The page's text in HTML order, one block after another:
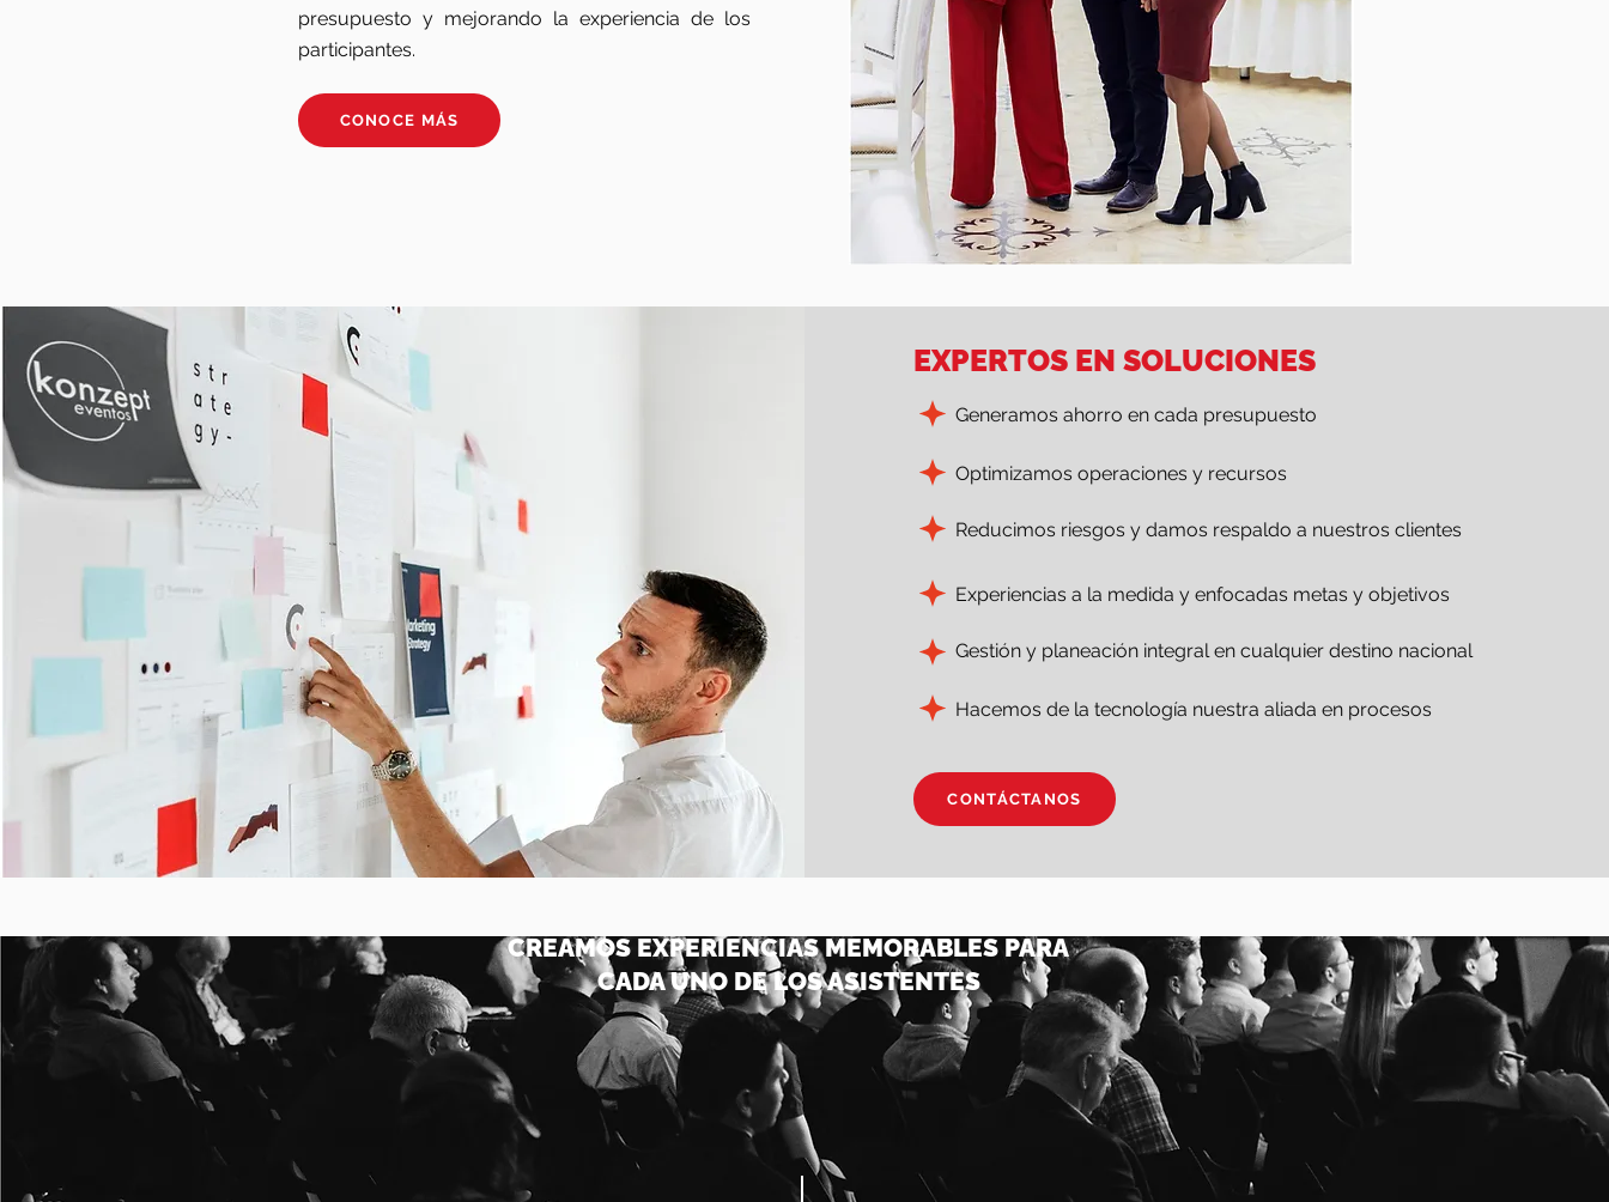
presupuesto y mejorando la experiencia de los
participantes.
CONOCE MÁS
EXPERTOS EN SOLUCIONES
Generamos ahorro en cada presupuesto
Optimizamos operaciones y recursos
Reducimos riesgos y damos respaldo a nuestros clientes
Experiencias a la medida y enfocadas metas y objetivos
Gestión y planeación integral en cualquier destino nacional
Hacemos de la tecnología nuestra aliada en procesos
CONTÁCTANOS
CREAMOS EXPERIENCIAS MEMORABLES PARA
CADA UNO DE LOS ASISTENTES